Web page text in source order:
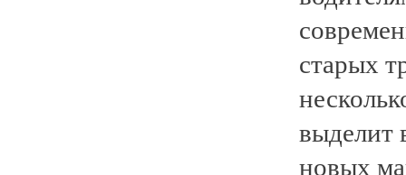
старых
выделит
новых